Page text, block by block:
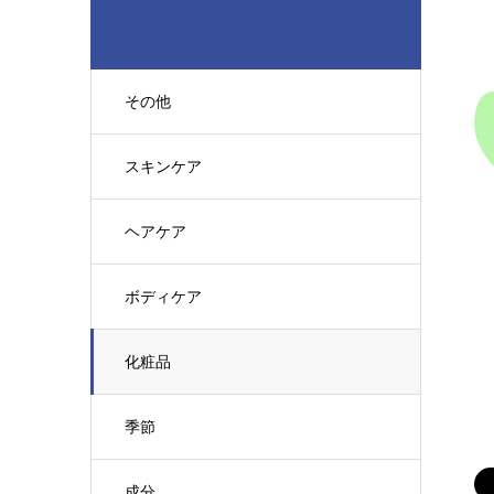
その他
スキンケア
ヘアケア
ボディケア
化粧品
季節